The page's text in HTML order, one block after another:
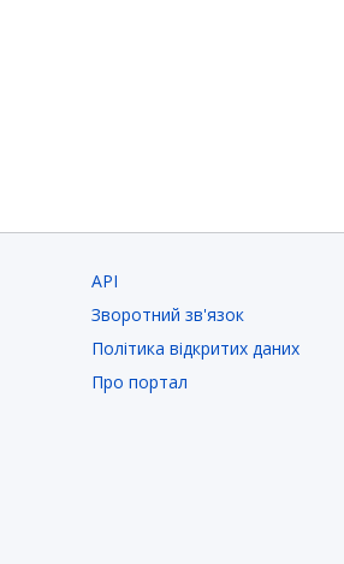
API
Зворотний зв'язок
Політика відкритих даних
Про портал